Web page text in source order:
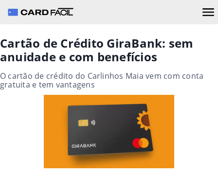
Cartão de Crédito GiraBank: sem
anuidade e com benefícios
O cartão de crédito do Carlinhos Maia vem com conta
gratuita e tem vantagens